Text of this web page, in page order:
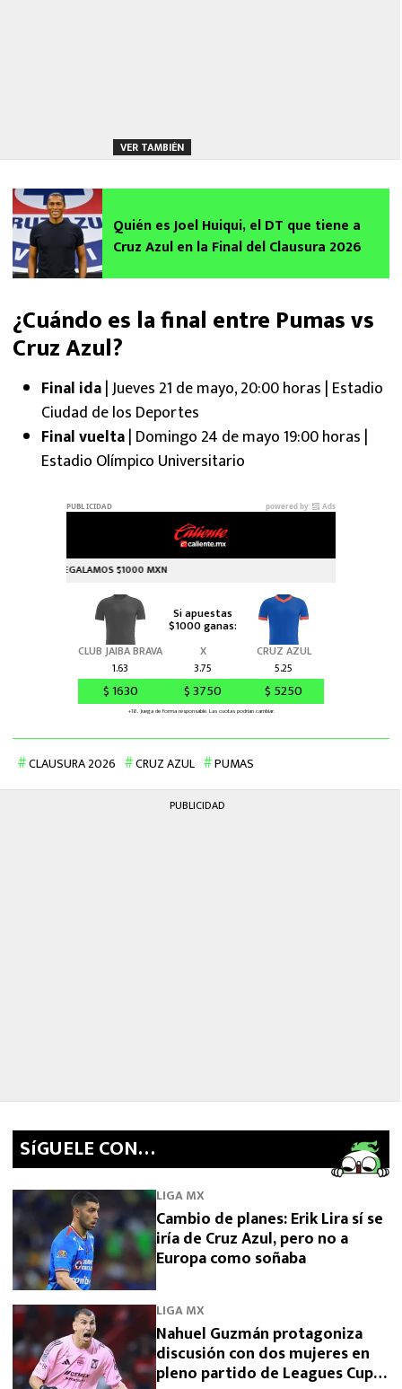
VER TAMBIÉN
Quién es Joel Huiqui, el DT que tiene a
Cruz Azul en la Final del Clausura 2026
¿Cuándo es la final entre Pumas vs
Cruz Azul?
Final ida| Jueves 21 de mayo, 20:00 horas | Estadio
Ciudad de los Deportes
Final vuelta| Domingo 24 de mayo 19:00 horas |
Estadio Olímpico Universitario
CLAUSURA 2026 CRUZ AZUL PUMAS
PUBLICIDAD
SíGUELE CON…
LIGA MX
Cambio de planes: Erik Lira sí se
iría de Cruz Azul, pero no a
Europa como soñaba
LIGA MX
Nahuel Guzmán protagoniza
discusión con dos mujeres en
pleno partido de Leagues Cup